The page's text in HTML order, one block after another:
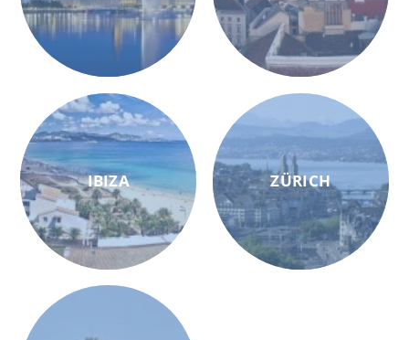
IBIZA ZÜRICH